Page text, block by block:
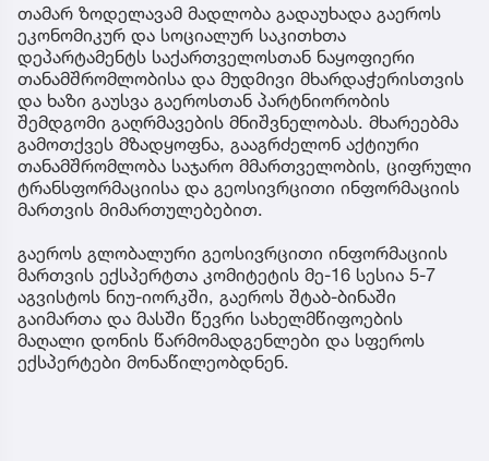
თამარ ზოდელავამ მადლობა გადაუხადა გაეროს
ეკონომიკურ და სოციალურ საკითხთა
დეპარტამენტს საქართველოსთან ნაყოფიერი
თანამშრომლობისა და მუდმივი მხარდაჭერისთვის
და ხაზი გაუსვა გაეროსთან პარტნიორობის
შემდგომი გაღრმავების მნიშვნელობას. მხარეებმა
გამოთქვეს მზადყოფნა, გააგრძელონ აქტიური
თანამშრომლობა საჯარო მმართველობის, ციფრული
ტრანსფორმაციისა და გეოსივრცითი ინფორმაციის
მართვის მიმართულებებით.
გაეროს გლობალური გეოსივრცითი ინფორმაციის
მართვის ექსპერტთა კომიტეტის მე-16 სესია 5-7
აგვისტოს ნიუ-იორკში, გაეროს შტაბ-ბინაში
გაიმართა და მასში წევრი სახელმწიფოების
მაღალი დონის წარმომადგენლები და სფეროს
ექსპერტები მონაწილეობდნენ.